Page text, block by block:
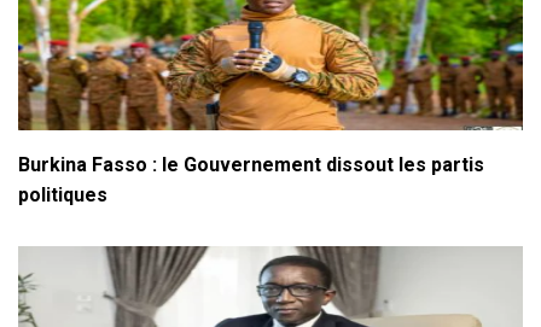
Burkina Fasso : le Gouvernement dissout les partis
politiques